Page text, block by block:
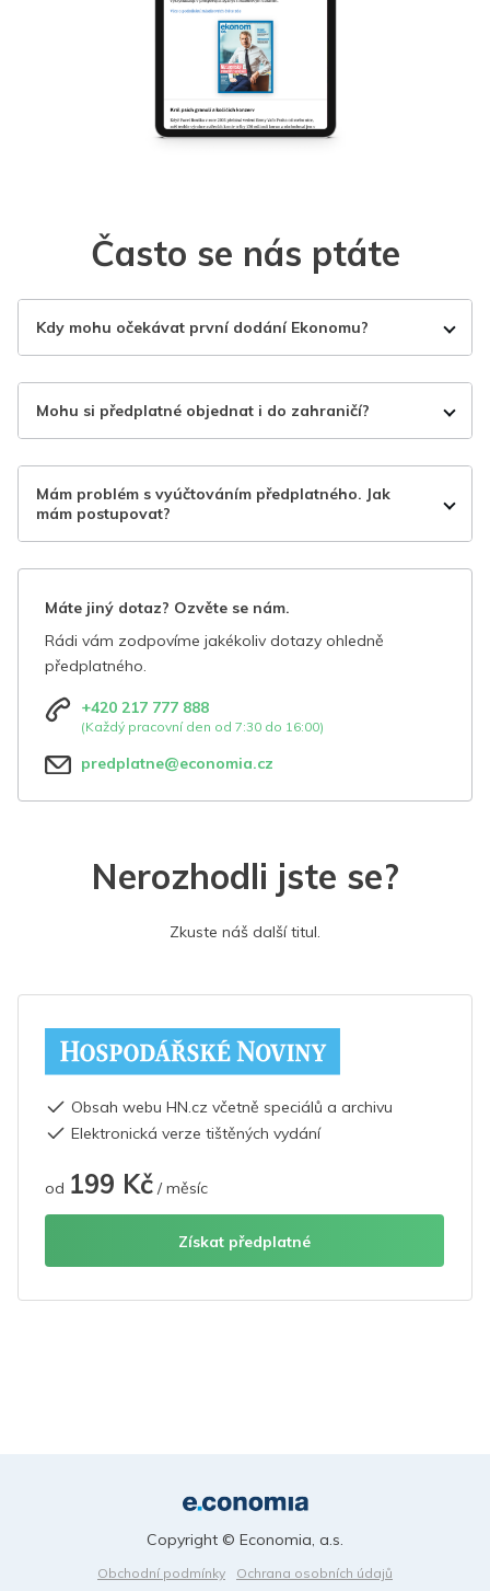
Často se nás ptáte
Kdy mohu očekávat první dodání Ekonomu?
Mohu si předplatné objednat i do zahraničí?
Mám problém s vyúčtováním předplatného. Jak
mám postupovat?
Máte jiný dotaz? Ozvěte se nám.
Rádi vám zodpovíme jakékoliv dotazy ohledně
předplatného.
+420 217 777 888
(Každý pracovní den od 7:30 do 16:00)
predplatne@economia.cz
Nerozhodli jste se?
Zkuste náš další titul.
Obsah webu HN.cz včetně speciálů a archivu
Elektronická verze tištěných vydání
od 199 Kč / měsíc
Získat předplatné
Obchodní podmínky
Ochrana osobních údajů
Copyright © Economia, a.s.